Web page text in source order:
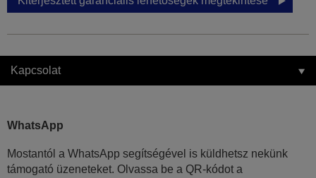
Kapcsolat
WhatsApp
Mostantól a WhatsApp segítségével is küldhetsz nekünk
támogató üzeneteket. Olvassa be a QR-kódot a